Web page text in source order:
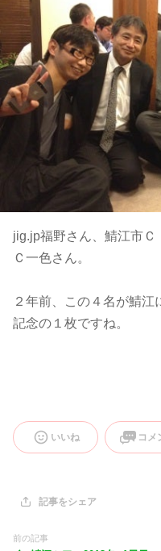
jig.jp福野さん、鯖江市Ｃ
Ｃ一色さん。
２年前、この４名が鯖江
記念の１枚ですね。
いいね コメ
記事をシェア
前の記事